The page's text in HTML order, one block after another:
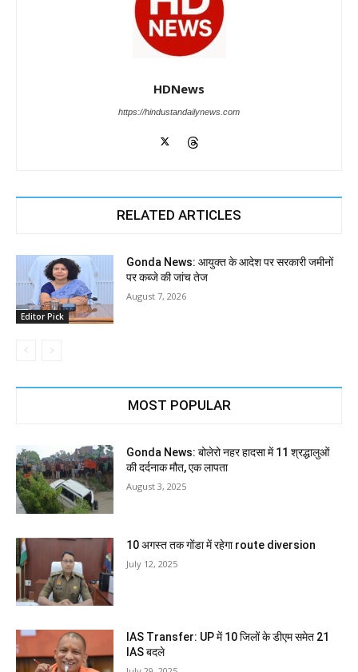
HDNews
https://hindustandailynews.com
RELATED ARTICLES
Editor Pick
Gonda News: आयुक्त के आदेश पर सरकारी जमीनों
पर कब्जे की जांच तेज
August 7, 2026
MOST POPULAR
Gonda News: बोलेरो नहर हादसा में 11 श्रद्धालुओं
की दर्दनाक मौत, एक लापता
August 3, 2025
10 अगस्त तक गोंडा में रहेगा route diversion
July 12, 2025
IAS Transfer: UP में 10 जिलों के डीएम समेत 21
IAS बदले